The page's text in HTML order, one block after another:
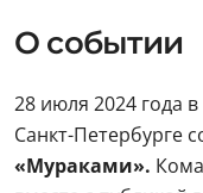
О событии
28 июля 2024 года в
Санкт-Петербурге
«Мураками».